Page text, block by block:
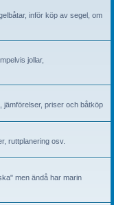
inför köp av segel, om
jollar,
jämförelser, priser och båtköp
ruttplanering osv.
men ändå har marin